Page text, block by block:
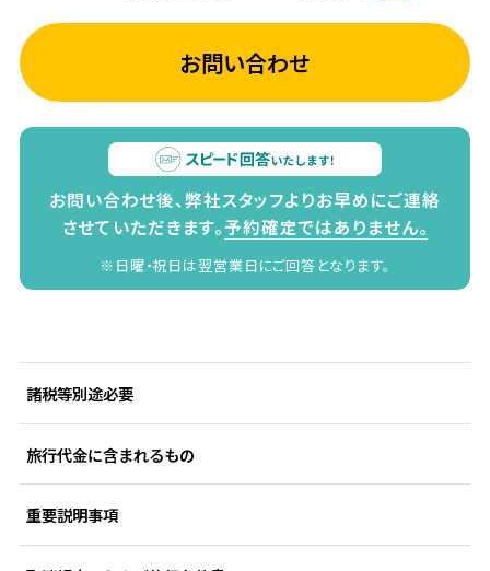
お問い合わせ
お問い合わせ後、弊社スタッフよりお早めにご連絡
させていただきます。予約確定ではありません。
※日曜・祝日は翌営業日にご回答となります。
諸税等別途必要
旅行代金に含まれるもの
重要説明事項